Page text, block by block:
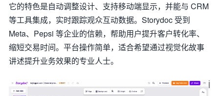
它的特色是自动调整设计、支持移动端显示，并能与 CRM
等工具集成，实时跟踪观众互动数据。Storydoc 受到
Meta、Pepsi 等企业的信赖，帮助用户提升客户转化率、
缩短交易时间。平台操作简单，适合希望通过视觉化故事
讲述提升业务效果的专业人士。